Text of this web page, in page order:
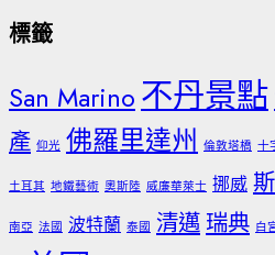
標籤
San Marino 不丹景點
產 仰光 佛羅里達州 倫敦塔橋 十
土耳其 地鐵藝術 奧斯陸 威廉華萊士 挪威
南亞 法國 波特蘭 泰國 清邁 瑞典 白